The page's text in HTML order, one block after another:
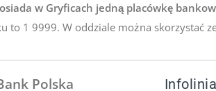
w Gryficach jedną placówkę
to 1 9999. W oddziale można skorzystać
Polska